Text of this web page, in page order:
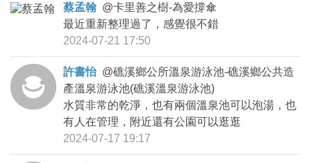
蔡孟翰 @卡里善之樹-為愛撐傘
最近重新整理過了，感覺很不錯
2024-07-21 17:50
許書怡 @礁溪鄉公所溫泉游泳池-礁溪鄉公共造
產溫泉游泳池(礁溪溫泉游泳池)
水質非常的乾淨，也有兩個溫泉池可以泡湯，也
有人在管理，附近還有公園可以逛逛
2024-07-17 19:17